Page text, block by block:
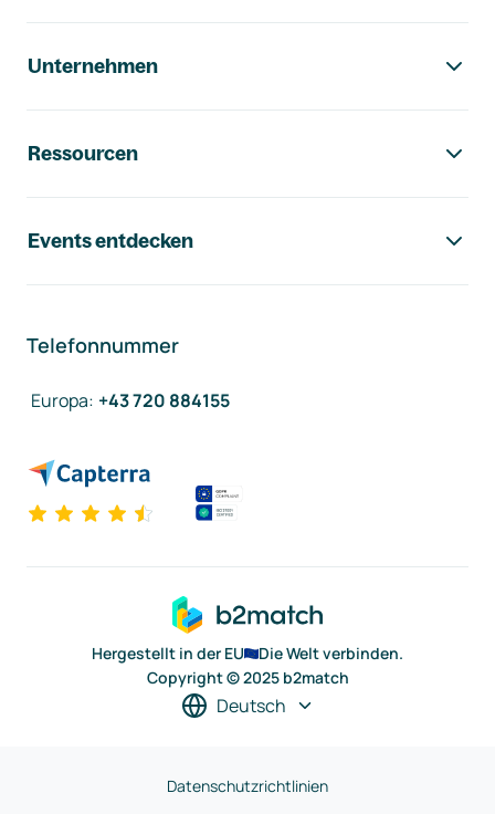
Unternehmen
Ressourcen
Events entdecken
Telefonnummer
Europa: +43 720 884155
Hergestellt in der EU
Die Welt verbinden.
Copyright © 2025 b2match
Deutsch
Datenschutzrichtlinien